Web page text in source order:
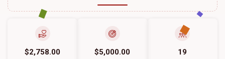
$2,758.00 $5,000.00 19